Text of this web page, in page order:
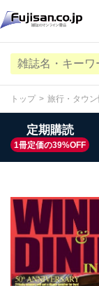
トップ 旅行・タウ
定期購読
1冊定価の39%OFF